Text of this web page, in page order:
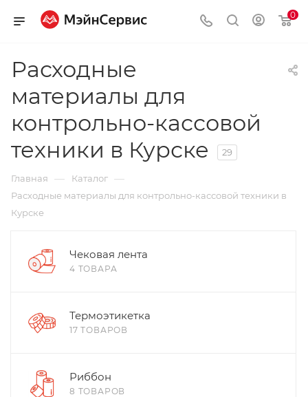
0
Расходные
материалы для
контрольно-кассовой
техники в Курске
29
Главная — Каталог —
Расходные материалы для контрольно-кассовой техники в
Курске
Чековая лента
4 ТОВАРА
Термоэтикетка
17 ТОВАРОВ
Риббон
8 ТОВАРОВ